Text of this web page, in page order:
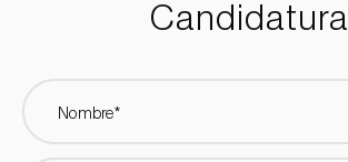
Candidatura
Nombre*